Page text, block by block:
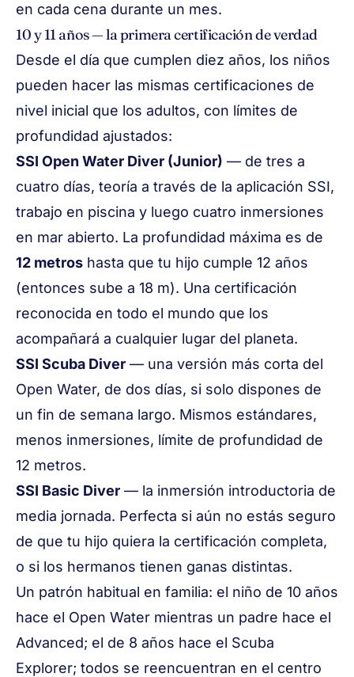
en cada cena durante un mes.
10 y 11 años — la primera certificación de verdad
Desde el día que cumplen diez años, los niños
pueden hacer las mismas certificaciones de
nivel inicial que los adultos, con límites de
profundidad ajustados:
SSI Open Water Diver (Junior) — de tres a
cuatro días, teoría a través de la aplicación SSI,
trabajo en piscina y luego cuatro inmersiones
en mar abierto. La profundidad máxima es de
12 metros hasta que tu hijo cumple 12 años
(entonces sube a 18 m). Una certificación
reconocida en todo el mundo que los
acompañará a cualquier lugar del planeta.
SSI Scuba Diver — una versión más corta del
Open Water, de dos días, si solo dispones de
un fin de semana largo. Mismos estándares,
menos inmersiones, límite de profundidad de
12 metros.
SSI Basic Diver — la inmersión introductoria de
media jornada. Perfecta si aún no estás seguro
de que tu hijo quiera la certificación completa,
o si los hermanos tienen ganas distintas.
Un patrón habitual en familia: el niño de 10 años
hace el Open Water mientras un padre hace el
Advanced; el de 8 años hace el Scuba
Explorer; todos se reencuentran en el centro